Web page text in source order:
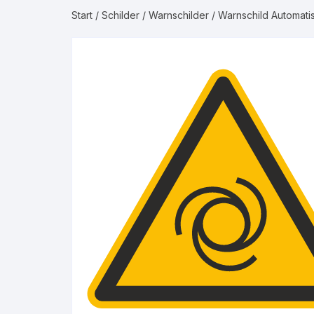
Gruppe 4 –
Gruppe 5 – Nicht
Gase
Gruppe 6 – Säuren
Gruppe 7 –
Gruppe 8 –
Flüssigkeiten
Gruppe 9 –
Flüssigkeiten
Start / Schilder / Warnschilder / Warnschild